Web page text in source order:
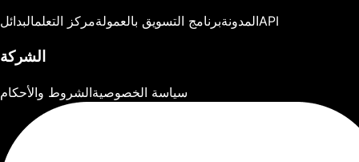
المدونةبرنامج التسويق بالعمولةمركز التعلمالبدائل API
الشركة
سياسة الخصوصيةالشروط والأحكام